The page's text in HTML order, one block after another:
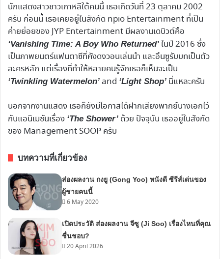
นักแสดงสาวชาวเกาหลีใต้คนนี้ เธอเกิดวันที่ 23 ตุลาคม 2002
ครับ ก่อนนี้ เธอเคยอยู่ในสังกัด npio Entertainment ที่เป็น
ค่ายย่อยของ JYP Entertainment มีผลงานเดบิวต์คือ
‘Vanishing Time: A Boy Who Returned’ ในปี 2016 ซึ่ง
เป็นภาพยนตร์แฟนตาซีที่คังดงวอนเล่นนำ และอึนซูรับบทเป็นตัว
ละครหลัก แต่เรื่องที่ทำให้หลายคนรู้จักเธอก็เห็นจะเป็น
‘Twinkling Watermelon’ and ‘Light Shop’ นี่แหละครับ
นอกจากงานแสดง เธอก็ยังมีโอกาสได้ฝากเสียงพากย์นางเอกไว้
กับแอนิเมชันเรื่อง ‘The Shower’ ด้วย ปัจจุบัน เธออยู่ในสังกัด
ของ Management SOOP ครับ
บทความที่เกี่ยวข้อง
ส่องผลงาน กงยู (Gong Yoo) หนังดี ซีรีส์เด่นของ
ผู้ชายคนนี้
6 May 2020
เปิดประวัติ ส่องผลงาน จีซู (Ji Soo) เรื่องไหนที่คุณ
ชื่นชอบ?
20 April 2026